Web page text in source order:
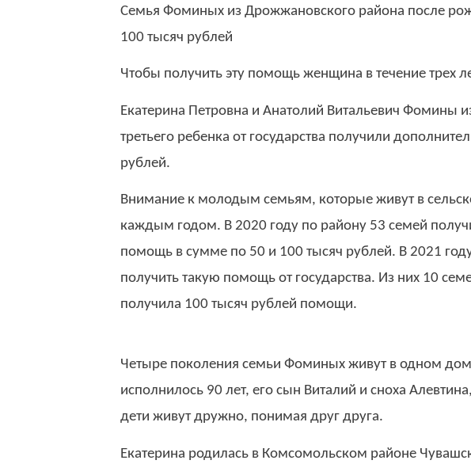
Семья Фоминых из Дрожжановского района после
100 тысяч рублей
Чтобы получить эту помощь женщина в течение трех
Екатерина Петровна и Анатолий Витальевич Фомины
третьего ребенка от государства получили
рублей.
Внимание к молодым семьям, которые живут в
каждым годом. В 2020 году по району 53 семей
помощь в сумме по 50 и 100 тысяч рублей. В 2021
получить такую помощь от государства. Из них 10
получила 100 тысяч рублей помощи.
Четыре поколения семьи Фоминых живут в одном
исполнилось 90 лет, его сын Виталий и сноха
дети живут дружно, понимая друг друга.
Екатерина родилась в Комсомольском районе